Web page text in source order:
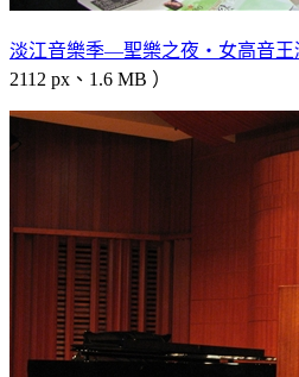
淡江音樂季—聖樂之夜‧女高音王
2112 px、1.6 MB ）